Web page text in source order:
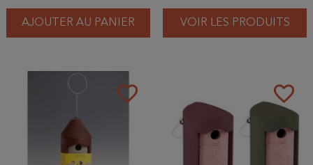
AJOUTER AU PANIER VOIR LES PRODUITS
favorite_border favorite_border